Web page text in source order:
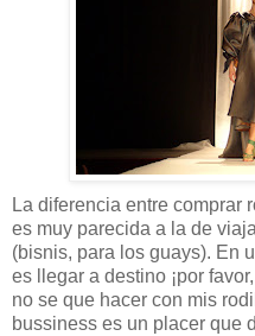
La diferencia entre comprar
es muy parecida a la de
(bisnis, para los guays). En
es llegar a destino ¡por
no se que hacer con mis
bussiness es un placer que